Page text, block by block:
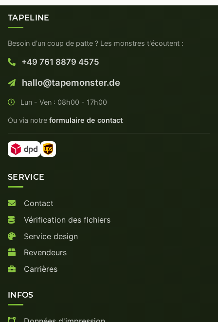
TAPELINE
Besoin d'un coup de patte ? Les monstres t'écoutent :
+49 761 8879 4575
hallo@tapemonster.de
Lun - Ven : 08h00 - 17h00
Ou via notre formulaire de contact
SERVICE
Contact
Vérification des fichiers
Service design
Revendeurs
Carrières
INFOS